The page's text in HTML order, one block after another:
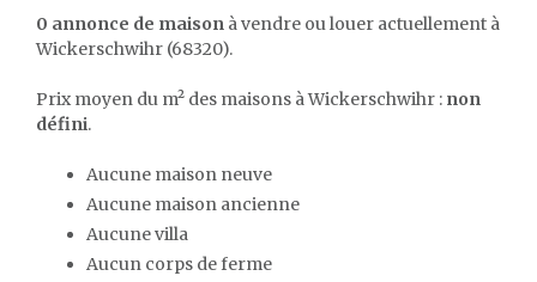
0 annonce de maison à vendre ou louer actuellement à
Wickerschwihr (68320).
Prix moyen du m² des maisons à Wickerschwihr : non
défini.
Aucune maison neuve
Aucune maison ancienne
Aucune villa
Aucun corps de ferme